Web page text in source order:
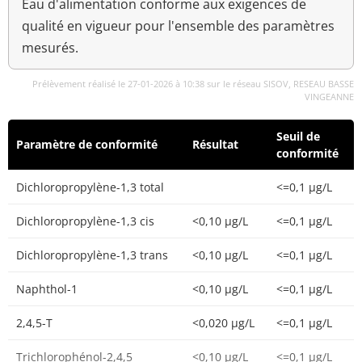
Eau d'alimentation conforme aux exigences de
qualité en vigueur pour l'ensemble des paramètres
mesurés.
Prélèvement réalisé le 27-01-2026 à 10:38 sur le réseau SISOV, RESEAU BASSE
VINGEANNE
Paramètre de conformité Résultat
Seuil de
conformité
Dichloropropylène-1,3 total <=0,1 µg/L
Dichloropropylène-1,3 cis <0,10 µg/L <=0,1 µg/L
Dichloropropylène-1,3 trans <0,10 µg/L <=0,1 µg/L
Naphthol-1 <0,10 µg/L <=0,1 µg/L
2,4,5-T <0,020 µg/L <=0,1 µg/L
Trichlorophénol-2,4,5 <0,10 µg/L <=0,1 µg/L